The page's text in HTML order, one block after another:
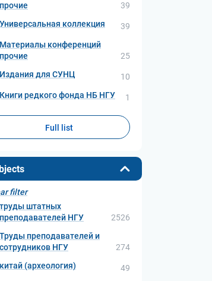
прочие
39
Универсальная коллекция
39
Материалы конференций
прочие
25
Издания для СУНЦ
10
Книги редкого фонда НБ НГУ
1
Full list
filter
труды штатных
преподавателей НГУ
2526
Труды преподавателей и
сотрудников НГУ
274
китай (археология)
49